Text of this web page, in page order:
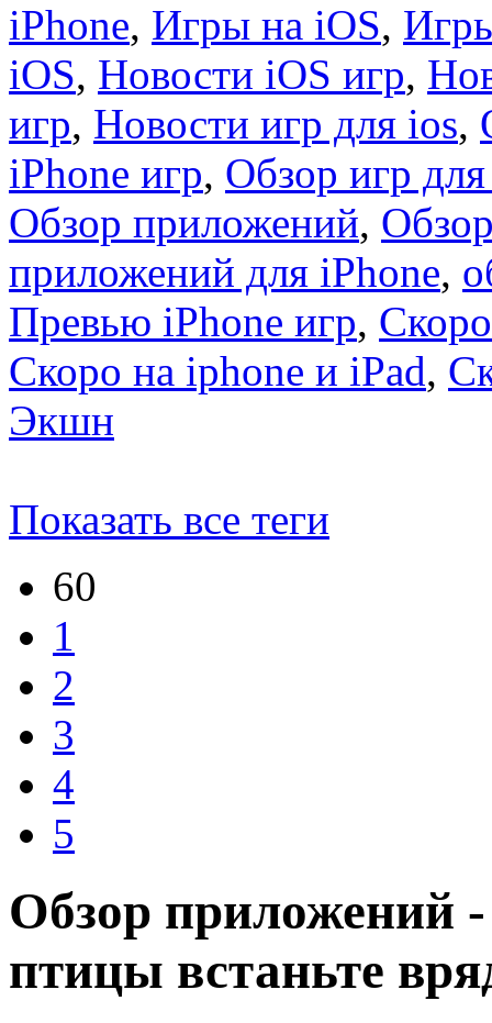
iPhone, Игры на iOS,
iOS, Новости iOS игр,
игр, Новости игр для ios,
iPhone игр, Обзор игр
Обзор приложений,
приложений для iPhone,
Превью iPhone игр,
Скоро на iphone и iPad,
Экшн
Показать все теги
60
1
2
3
4
5
Обзор приложений
птицы встаньте